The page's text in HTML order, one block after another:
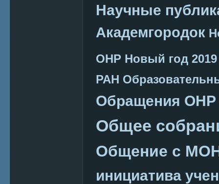
Научные
Академгородок
ОНР Новый год 2019
РАН
Обращения ОНР
Общее
Общение с
инициатива